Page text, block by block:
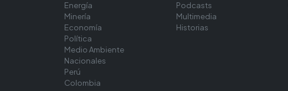
Energía
Minería
Economía
Política
Medio Ambiente
Nacionales
Perú
Colombia
Podcasts
Multimedia
Historias